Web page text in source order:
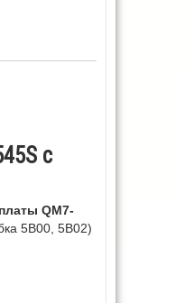
с
QM7-
5B00, 5B02)